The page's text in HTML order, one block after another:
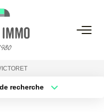
recherche